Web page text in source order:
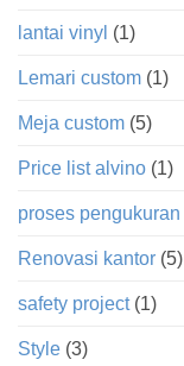
lantai vinyl (1)
Lemari custom (1)
Meja custom (5)
Price list alvino (1)
proses pengukuran
Renovasi kantor (5)
safety project(1)
Style (3)